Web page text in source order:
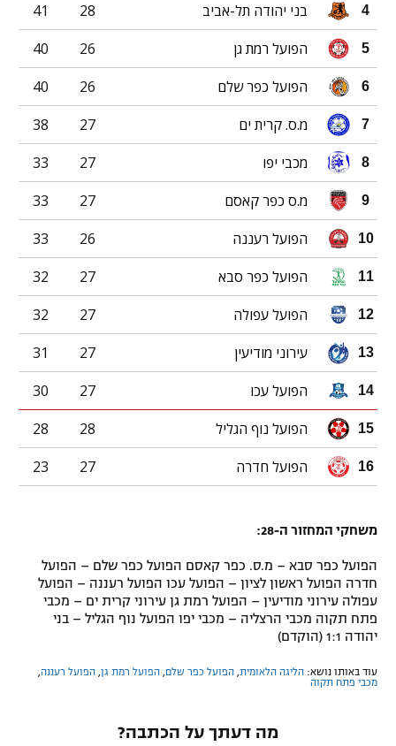
4 בני יהודה תל-אביב 28
41
5 הפועל רמת גן 26
40
6 הפועל כפר שלם 26
40
7 מ.ס. קרית ים 27
38
8 מכבי יפו 27
33
9 מ.ס כפר קאסם 27
33
10 הפועל רעננה 26
33
11 הפועל כפר סבא 27
32
12 הפועל עפולה 27
32
13 עירוני מודיעין 27
31
14 הפועל עכו 27
30
15 הפועל נוף הגליל 28
28
16 הפועל חדרה 27
23
משחקי המחזור ה-28:
הפועל כפר סבא – מ.ס. כפר קאסם הפועל כפר שלם – הפועל
חדרה הפועל ראשון לציון – הפועל עכו הפועל רעננה – הפועל
עפולה עירוני מודיעין – הפועל רמת גן עירוני קרית ים – מכבי
פתח תקוה מכבי הרצליה – מכבי יפו הפועל נוף הגליל – בני
יהודה 1:1 (הוקדם)
עוד באותו נושא: הליגה הלאומית הפועל כפר שלם הפועל רמת גן הפועל רעננה
מכבי פתח תקוה
מה דעתך על הכתבה?